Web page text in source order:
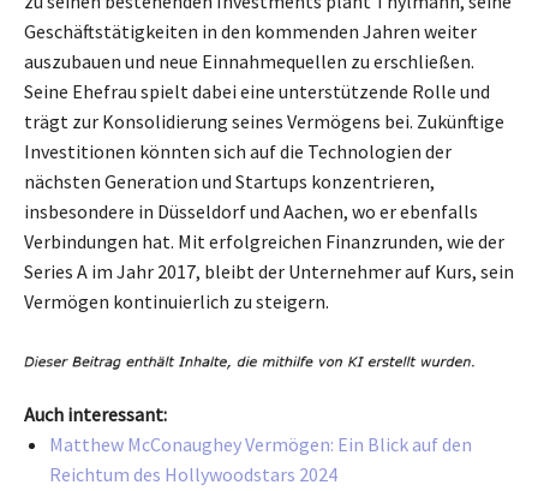
Geschäftstätigkeiten in den kommenden Jahren weiter
auszubauen und neue Einnahmequellen zu erschließen.
Seine Ehefrau spielt dabei eine unterstützende Rolle und
trägt zur Konsolidierung seines Vermögens bei. Zukünftige
Investitionen könnten sich auf die Technologien der
nächsten Generation und Startups konzentrieren,
insbesondere in Düsseldorf und Aachen, wo er ebenfalls
Verbindungen hat. Mit erfolgreichen Finanzrunden, wie der
Series A im Jahr 2017, bleibt der Unternehmer auf Kurs, sein
Vermögen kontinuierlich zu steigern.
Auch interessant:
Matthew McConaughey Vermögen: Ein Blick auf den
Reichtum des Hollywoodstars 2024